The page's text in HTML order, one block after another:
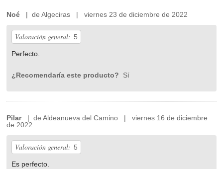
Noé | de Algeciras | viernes 23 de diciembre de 2022
Valoración general: 5
Perfecto.
¿Recomendaría este producto? Sí
Pilar| de Aldeanueva del Camino | viernes 16 de diciembre
de 2022
Valoración general: 5
Es perfecto.